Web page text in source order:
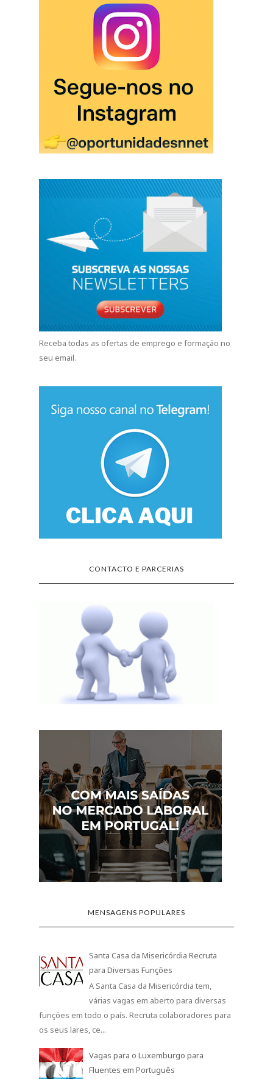
Receba todas as ofertas de emprego e formação no
seu email.
CONTACTO E PARCERIAS
MENSAGENS POPULARES
Santa Casa da Misericórdia Recruta
para Diversas Funções
A Santa Casa da Misericórdia tem,
várias vagas em aberto para diversas
funções em todo o país. Recruta colaboradores para
os seus lares, ce...
Vagas para o Luxemburgo para
Fluentes em Português